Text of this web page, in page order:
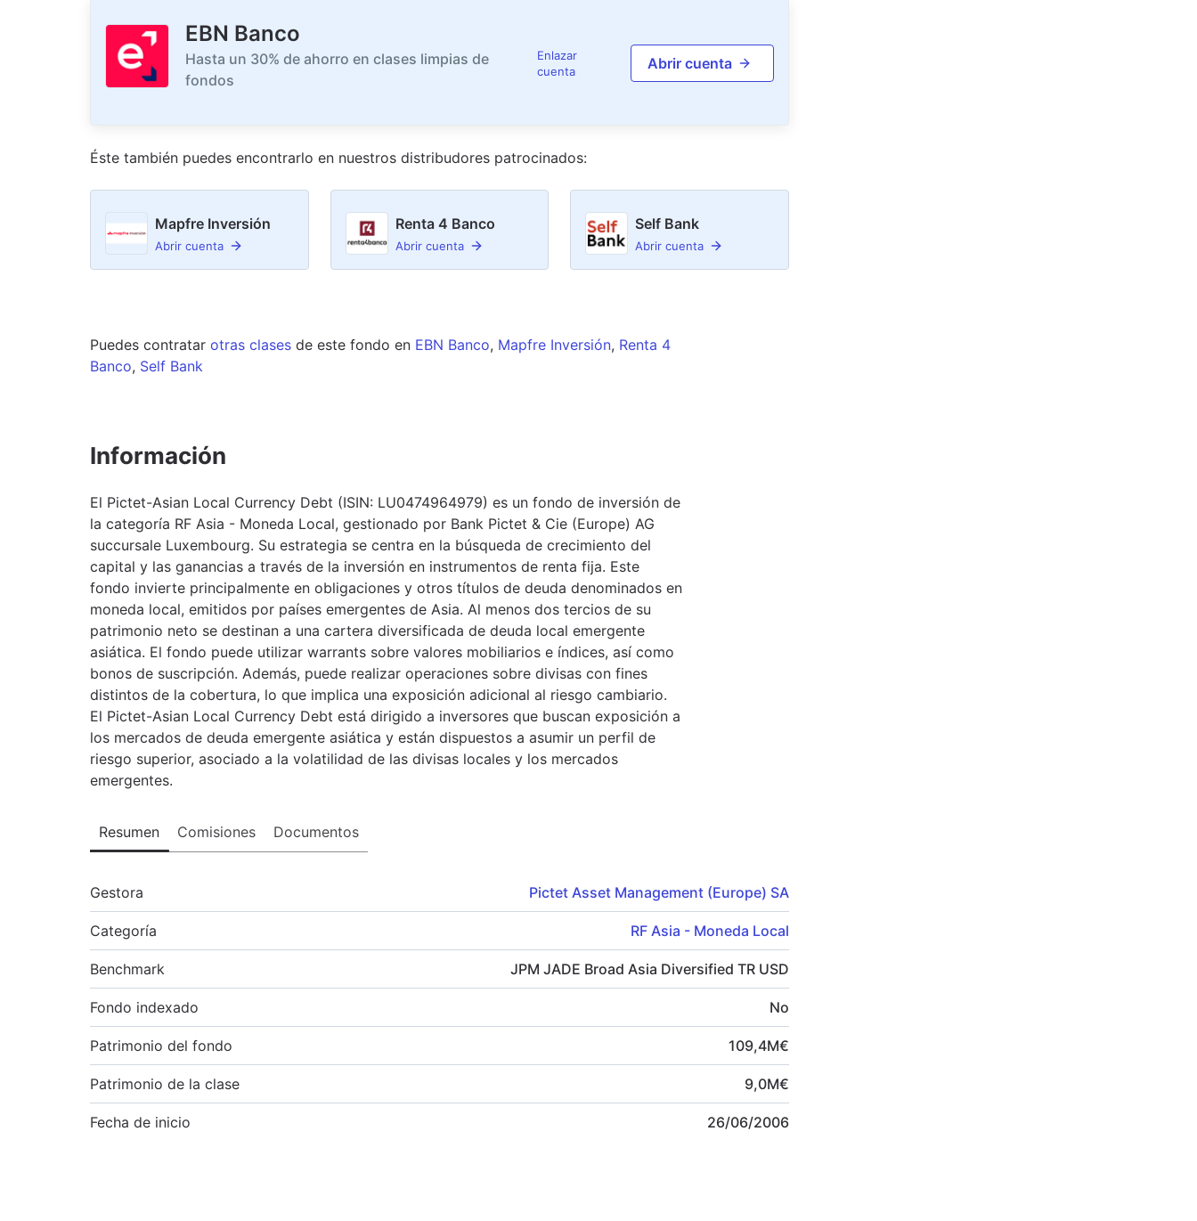
EBN Banco
Hasta un 30% de ahorro en clases limpias de
fondos
Enlazar
cuenta
Abrir cuenta
Éste también puedes encontrarlo en nuestros distribudores patrocinados:
Mapfre Inversión
Abrir cuenta
Renta 4 Banco
Abrir cuenta
Self Bank
Abrir cuenta
Puedes contratar otras clases de este fondo en EBN Banco, Mapfre Inversión, Renta 4
Banco, Self Bank
Información
El Pictet-Asian Local Currency Debt (ISIN: LU0474964979) es un fondo de inversión de
la categoría RF Asia - Moneda Local, gestionado por Bank Pictet & Cie (Europe) AG
succursale Luxembourg. Su estrategia se centra en la búsqueda de crecimiento del
capital y las ganancias a través de la inversión en instrumentos de renta fija. Este
fondo invierte principalmente en obligaciones y otros títulos de deuda denominados en
moneda local, emitidos por países emergentes de Asia. Al menos dos tercios de su
patrimonio neto se destinan a una cartera diversificada de deuda local emergente
asiática. El fondo puede utilizar warrants sobre valores mobiliarios e índices, así como
bonos de suscripción. Además, puede realizar operaciones sobre divisas con fines
distintos de la cobertura, lo que implica una exposición adicional al riesgo cambiario.
El Pictet-Asian Local Currency Debt está dirigido a inversores que buscan exposición a
los mercados de deuda emergente asiática y están dispuestos a asumir un perfil de
riesgo superior, asociado a la volatilidad de las divisas locales y los mercados
emergentes.
Resumen Comisiones Documentos
Gestora Pictet Asset Management (Europe) SA
Categoría RF Asia - Moneda Local
Benchmark JPM JADE Broad Asia Diversified TR USD
Fondo indexado No
Patrimonio del fondo 109,4M€
Patrimonio de la clase 9,0M€
Fecha de inicio 26/06/2006